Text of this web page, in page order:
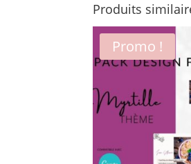
Produits
Promo !